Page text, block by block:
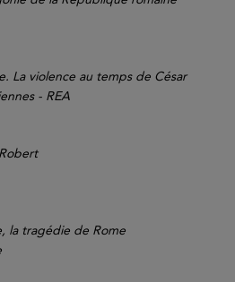
La violence au temps de César
- REA
la tragédie de Rome